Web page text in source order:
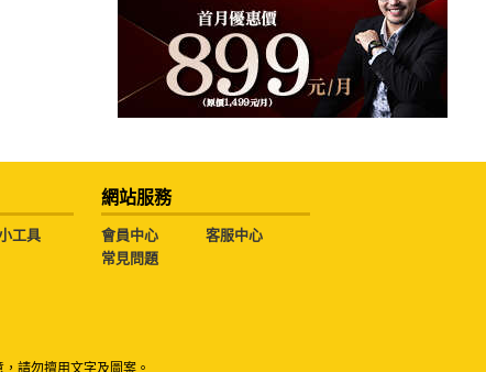
工具
網站服務
會員中心
客服中心
常見問題
請勿擅用文字及圖案。